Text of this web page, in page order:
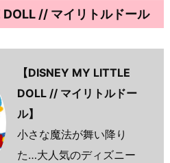
// マイリトルドール
【DISNEY MY LITTLE
DOLL // マイリトルドー
ル】
小さな魔法が舞い降り
た…大人気のディズニー